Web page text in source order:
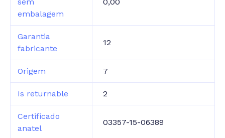
sem
embalagem
0,00
Garantia
fabricante
12
Origem 7
Is returnable 2
Certificado
anatel
03357-15-06389